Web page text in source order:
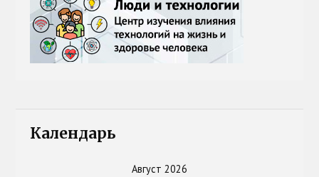
Календарь
Август 2026